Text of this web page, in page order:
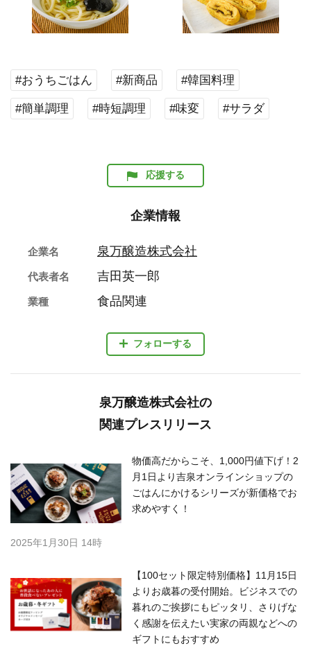
#おうちごはん #新商品 #韓国料理
#簡単調理 #時短調理 #味変 #サラダ
応援する
企業情報
フォローする
企業名 泉万醸造株式会社
代表者名 吉田英一郎
業種 食品関連
泉万醸造株式会社の
関連プレスリリース
物価高だからこそ、1,000円値下げ！2
月1日より吉泉オンラインショップの
ごはんにかけるシリーズが新価格でお
求めやすく！
2025年1月30日 14時
【100セット限定特別価格】11月15日
よりお歳暮の受付開始。ビジネスでの
暮れのご挨拶にもピッタリ、さりげな
く感謝を伝えたい実家の両親などへの
ギフトにもおすすめ